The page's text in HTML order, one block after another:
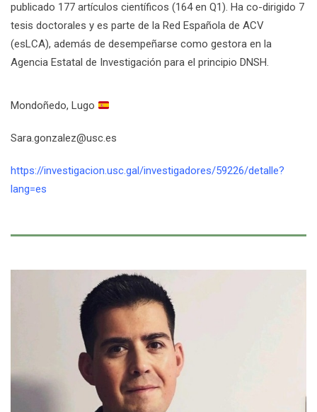
publicado 177 artículos científicos (164 en Q1). Ha co-dirigido 7
tesis doctorales y es parte de la Red Española de ACV
(esLCA), además de desempeñarse como gestora en la
Agencia Estatal de Investigación para el principio DNSH.
Mondoñedo, Lugo
Sara.gonzalez@usc.es
https://investigacion.usc.gal/investigadores/59226/detalle?
lang=es